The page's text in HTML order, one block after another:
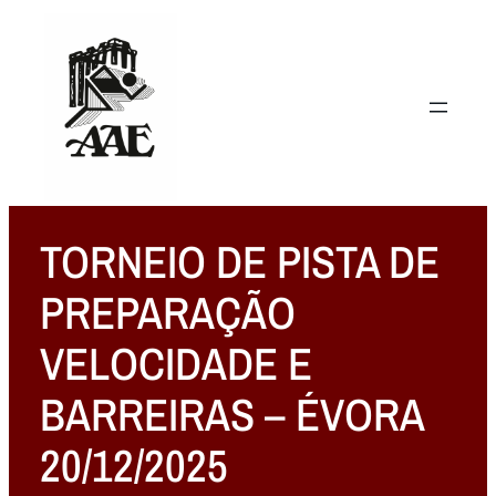
TORNEIO DE PISTA DE
PREPARAÇÃO
VELOCIDADE E
BARREIRAS – ÉVORA
20/12/2025